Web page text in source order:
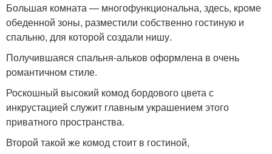
Большая комната — многофункциональна, здесь, кроме
обеденной зоны, разместили собственно гостиную и
спальню, для которой создали нишу.
Получившаяся спальня-альков оформлена в очень
романтичном стиле.
Роскошный высокий комод бордового цвета с
инкрустацией служит главным украшением этого
приватного пространства.
Второй такой же комод стоит в гостиной,